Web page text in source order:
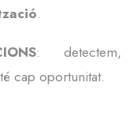
.
: detectem,
cap oportunitat.